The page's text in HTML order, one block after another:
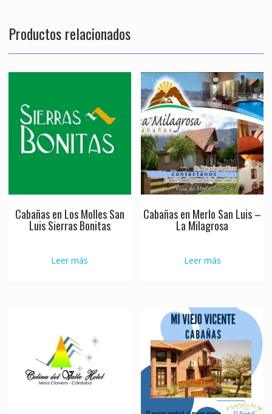
Productos relacionados
Cabañas en Los Molles San
Luis Sierras Bonitas
Leer más
Cabañas en Merlo San Luis –
La Milagrosa
Leer más